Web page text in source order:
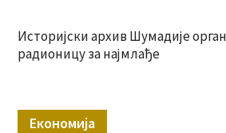
Историјски архив Шумадије
радионицу за најмлађе
Економија